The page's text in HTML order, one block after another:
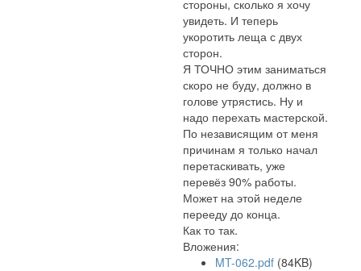
стороны, сколько я хочу
увидеть. И теперь
укоротить леща с двух
сторон.
Я ТОЧНО этим заниматься
скоро не буду, должно в
голове утрястись. Ну и
надо перехать мастерской.
По независящим от меня
причинам я только начал
перетаскивать, уже
перевёз 90% работы.
Может на этой неделе
перееду до конца.
Как то так.
Вложения:
MT-062.pdf (84KB)